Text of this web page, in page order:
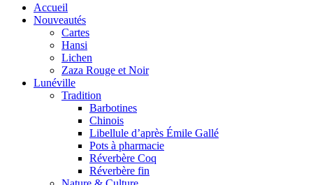
Accueil
Nouveautés
Cartes
Hansi
Lichen
Zaza Rouge et Noir
Lunéville
Tradition
Barbotines
Chinois
Libellule d’après Émile Gallé
Pots à pharmacie
Réverbère Coq
Réverbère fin